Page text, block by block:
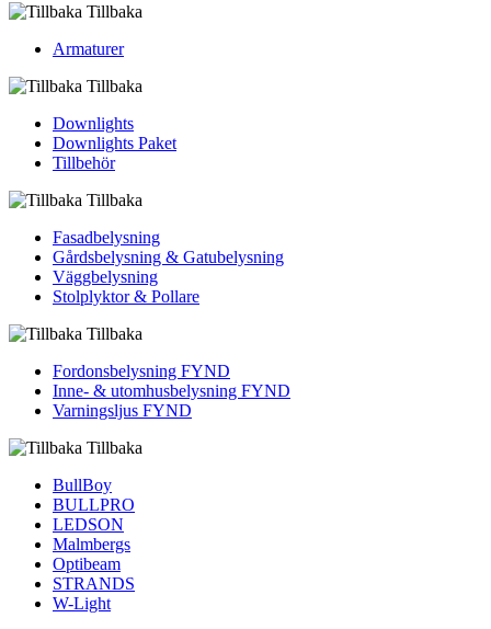
Tillbaka
Armaturer
Tillbaka
Downlights
Downlights Paket
Tillbehör
Tillbaka
Fasadbelysning
Gårdsbelysning & Gatubelysning
Väggbelysning
Stolplyktor & Pollare
Tillbaka
Fordons­belysning FYND
Inne- & utomhus­belysning FYND
Varningsljus FYND
Tillbaka
BullBoy
BULLPRO
LEDSON
Malmbergs
Optibeam
STRANDS
W-Light